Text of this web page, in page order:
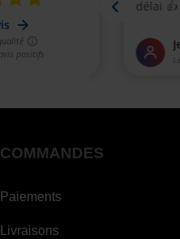
COMMANDES
Paiements
Livraisons